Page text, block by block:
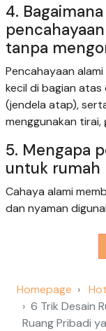
4.
tanpa
Pencahayaan
kecil di bagian
(jendela atap),
menggunakan
5. Mengapa
untuk rumah
Cahaya alami
dan nyaman
Homepage
6 Trik Desain
Ruang Pribadi